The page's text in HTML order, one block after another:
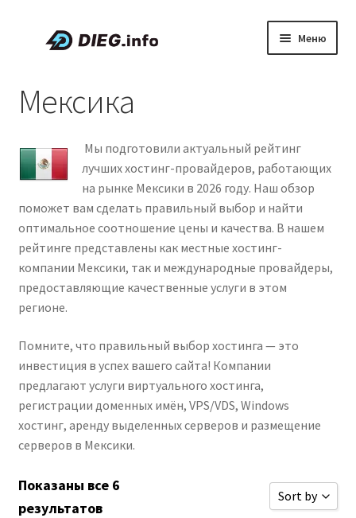
Перейти
Перейти
Меню
О проекте DIEG
Русский
Мексика
Мы подготовили актуальный рейтинг
лучших хостинг-провайдеров, работающих
на рынке Мексики в 2026 году. Наш обзор
поможет вам сделать правильный выбор и найти
оптимальное соотношение цены и качества. В нашем
рейтинге представлены как местные хостинг-
компании Мексики, так и международные провайдеры,
предоставляющие качественные услуги в этом
регионе.
Помните, что правильный выбор хостинга — это
инвестиция в успех вашего сайта! Компании
предлагают услуги виртуального хостинга,
регистрации доменных имён, VPS/VDS, Windows
хостинг, аренду выделенных серверов и размещение
серверов в Мексики.
Показаны все 6
результатов
Sort by